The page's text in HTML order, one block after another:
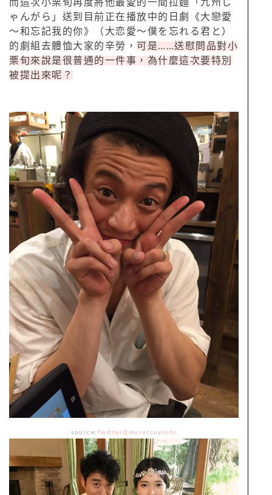
而這次小栗旬再度將他最愛的一間拉麵「九州じ
ゃんがら」送到目前正在播放中的日劇《大戀愛
～和忘記我的你》（大恋愛～僕を忘れる君と）
的劇組去體恤大家的辛勞， 可是……送慰問品對小
栗旬來說是很普通的一件事，為什麼這次要特別
被提出來呢？
source: Twitter@murotsuyoshi